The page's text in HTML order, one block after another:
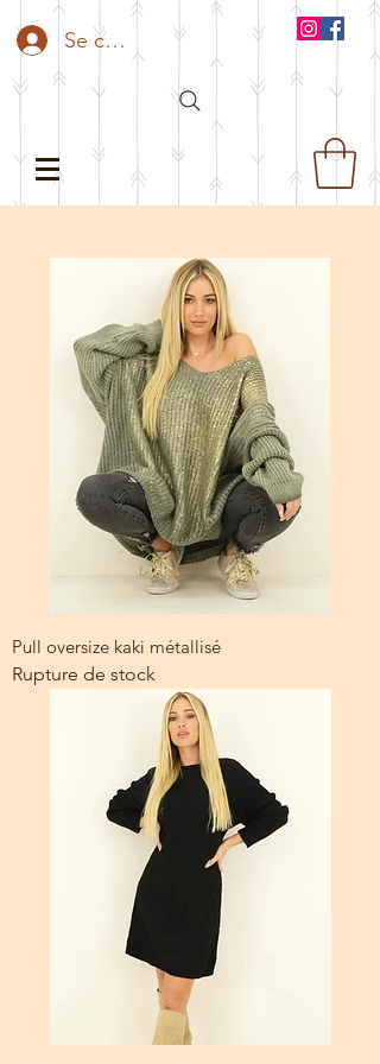
Se connecter
Pull oversize kaki métallisé
Rupture de stock